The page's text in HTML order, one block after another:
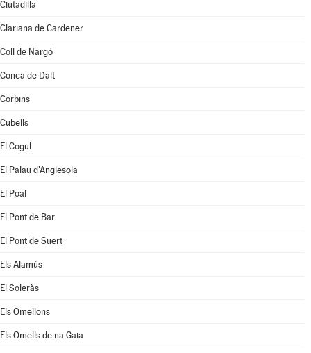
Ciutadilla
Clariana de Cardener
Coll de Nargó
Conca de Dalt
Corbins
Cubells
El Cogul
El Palau d'Anglesola
El Poal
El Pont de Bar
El Pont de Suert
Els Alamús
El Soleràs
Els Omellons
Els Omells de na Gaia